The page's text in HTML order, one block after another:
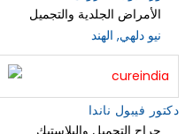
الأمراض الجلدية والتجميل
نيو دلهي, الهند
دكتور فيبول ناندا
جراح التجميل والبلاستيك